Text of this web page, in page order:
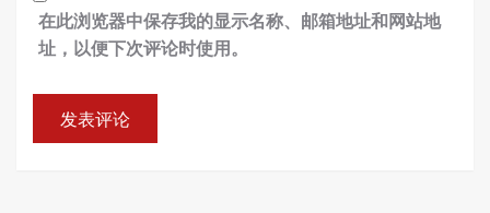
在此浏览器中保存我的显示名称、邮箱地址和网站地
址，以便下次评论时使用。